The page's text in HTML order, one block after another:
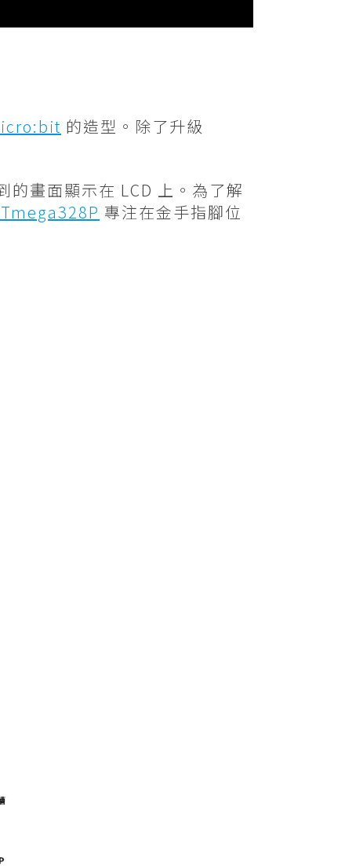
的造型。除了升級
畫面顯示在 LCD 上。為了解
專注在金手指腳位